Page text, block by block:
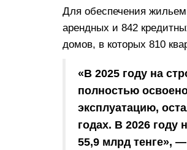
Для обеспечения
арендных и 842
домов, в которых 810
«В 2025 году на
полностью
эксплуатацию,
годах. В 2026 году
55,9 млрд тенге»,